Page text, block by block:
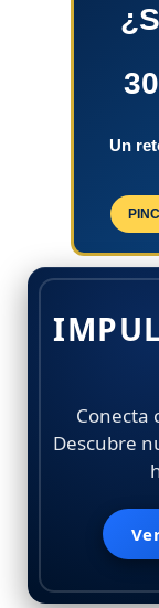
Un
Conecta
Descubre